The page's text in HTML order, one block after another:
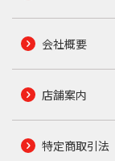
会社概要
店舗案内
特定商取引法